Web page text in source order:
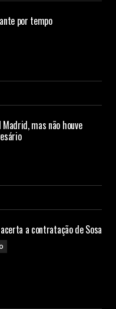
por tempo
mas não houve
a contratação de Sosa